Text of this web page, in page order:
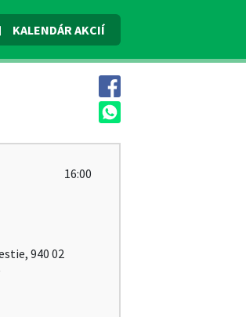
KALENDÁR AKCIÍ
16:00
940 02